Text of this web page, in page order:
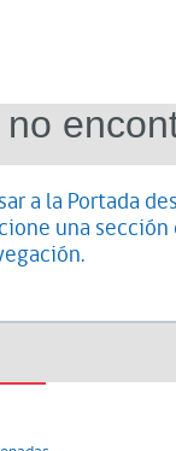
a la Portada
una sección